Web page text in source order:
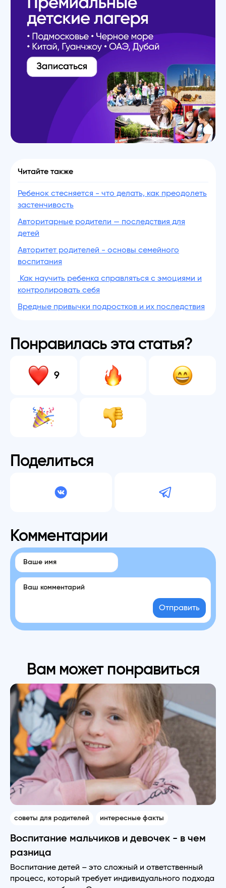
Читайте также
Ребенок стесняется - что делать, как преодолеть
застенчивость
Авторитарные родители — последствия для
детей
Авторитет родителей - основы семейного
воспитания
Как научить ребенка справляться с эмоциями и
контролировать себя
Вредные привычки подростков и их последствия
Понравилась эта статья?
9
Поделиться
Комментарии
Отправить
Вам может понравиться
советы для родителей интересные факты
Воспитание мальчиков и девочек - в чем
разница
Воспитание детей – это сложный и ответственный
процесс, который требует индивидуального подхода